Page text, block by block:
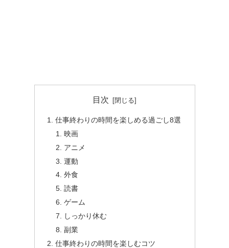
目次
仕事終わりの時間を楽しめる過ごし8選
映画
アニメ
運動
外食
読書
ゲーム
しっかり休む
副業
仕事終わりの時間を楽しむコツ